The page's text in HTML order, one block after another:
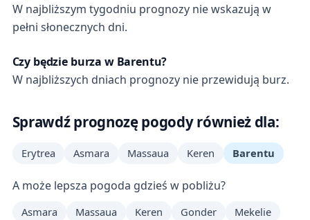
W najbliższym tygodniu prognozy nie wskazują w
pełni słonecznych dni.
Czy będzie burza w Barentu?
W najbliższych dniach prognozy nie przewidują burz.
Sprawdź prognozę pogody również dla:
Erytrea Asmara Massaua Keren Barentu
A może lepsza pogoda gdzieś w pobliżu?
Asmara Massaua Keren Gonder
Mekelie